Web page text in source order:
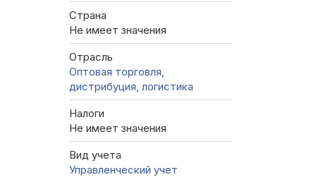
Страна
Не имеет значения
Отрасль
Оптовая торговля,
дистрибуция, логистика
Налоги
Не имеет значения
Вид учета
Управленческий учет